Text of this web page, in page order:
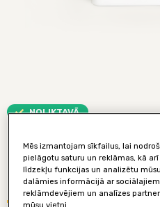
NOLIKTAVĀ
€ 44,90
Mēs izmantojam sīkfailus, lai
pielāgotu saturu un reklāmas, kā
līdzekļu funkcijas un analizētu
dalāmies informācijā ar
reklāmdevējiem un analīzes